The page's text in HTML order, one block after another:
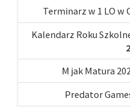
Terminarz w 1 LO w
Kalendarz Roku
M jak Matura
Predator